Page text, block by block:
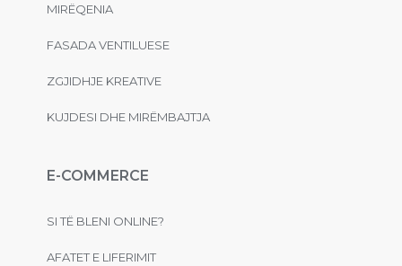
MIRËQENIA
FASADA VENTILUESE
ZGJIDHJE KREATIVE
KUJDESI DHE MIRËMBAJTJA
E-COMMERCE
SI TË BLENI ONLINE?
AFATET E LIFERIMIT